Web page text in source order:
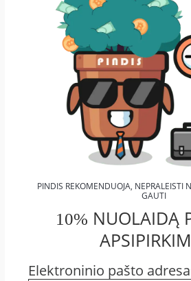
PINDIS REKOMENDUOJA, NEPRALEISTI
GAUTI
10% NUOLAIDĄ
Elektroninio pašto